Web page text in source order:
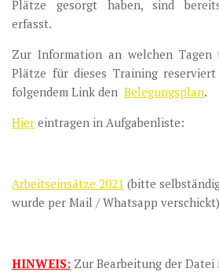
Plätze gesorgt haben, sind
erfasst.
Zur Information an welchen
Plätze für dieses Training
folgendem Link den Belegungsplan.
Hier eintragen in Aufgabenliste:
Arbeitseinsätze 2021 (bitte
wurde per Mail / Whatsapp verschickt)
HINWEIS: Zur Bearbeitung der Datei